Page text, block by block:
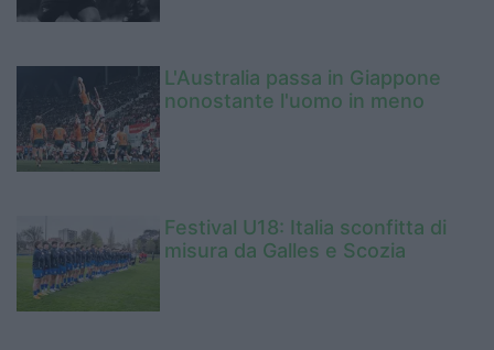
L'Australia passa in Giappone
nonostante l'uomo in meno
Festival U18: Italia sconfitta di
misura da Galles e Scozia